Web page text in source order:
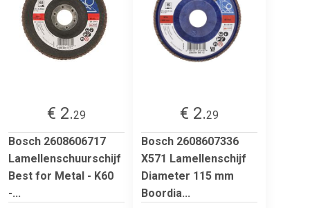
€ 2.29
Bosch 2608606717
Lamellenschuurschijf
Best for Metal - K60
-...
€ 2.29
Bosch 2608607336
X571 Lamellenschijf
Diameter 115 mm
Boordia...